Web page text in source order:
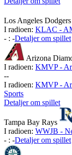
Los Angeles Dodgers
I radioen: KLAC -
- : -Detaljer om spillet
Arizona
I radioen: KMVP -
--
I radioen: KMVP -
Sports
Detaljer om spillet
Tampa Bay Rays
I radioen: WWJB -
- : -Detaljer om spillet